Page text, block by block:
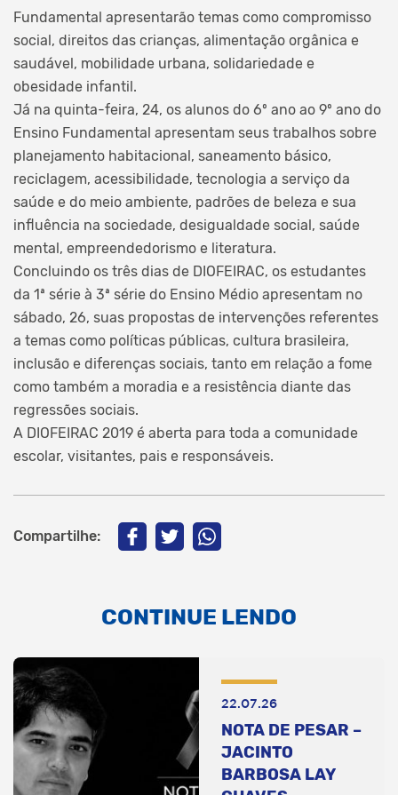
Fundamental apresentarão temas como compromisso
social, direitos das crianças, alimentação orgânica e
saudável, mobilidade urbana, solidariedade e
obesidade infantil.
Já na quinta-feira, 24, os alunos do 6º ano ao 9º ano do
Ensino Fundamental apresentam seus trabalhos sobre
planejamento habitacional, saneamento básico,
reciclagem, acessibilidade, tecnologia a serviço da
saúde e do meio ambiente, padrões de beleza e sua
influência na sociedade, desigualdade social, saúde
mental, empreendedorismo e literatura.
Concluindo os três dias de DIOFEIRAC, os estudantes
da 1ª série à 3ª série do Ensino Médio apresentam no
sábado, 26, suas propostas de intervenções referentes
a temas como políticas públicas, cultura brasileira,
inclusão e diferenças sociais, tanto em relação a fome
como também a moradia e a resistência diante das
regressões sociais.
A DIOFEIRAC 2019 é aberta para toda a comunidade
escolar, visitantes, pais e responsáveis.
Compartilhe:
CONTINUE LENDO
22.07.26
NOTA DE PESAR –
JACINTO
BARBOSA LAY